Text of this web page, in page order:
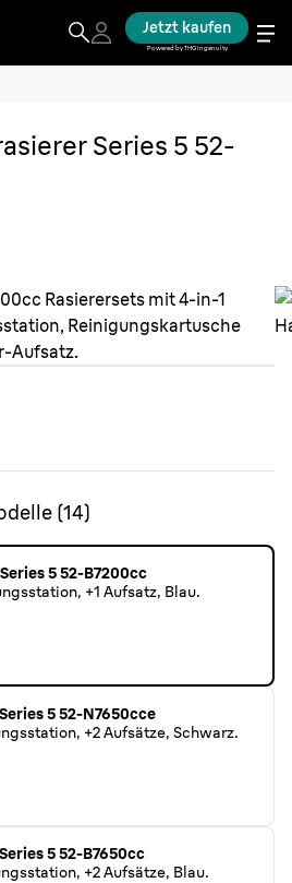
Jetzt kaufen
Powered by THG Ingenuity
Series 5 52-
(14)
5 52-B7200cc
+1 Aufsatz, Blau.
5 52-N7650cce
+2 Aufsätze, Schwarz.
5 52-B7650cc
+2 Aufsätze, Blau.